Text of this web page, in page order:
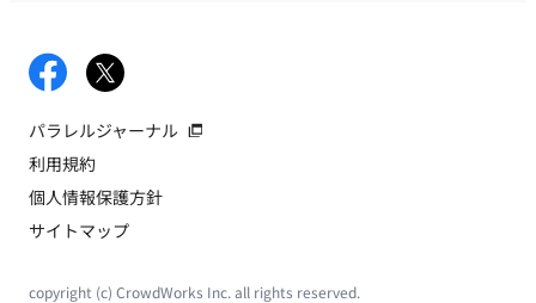
パラレルジャーナル
利用規約
個人情報保護方針
サイトマップ
copyright (c) CrowdWorks Inc. all rights reserved.